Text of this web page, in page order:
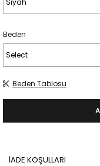
Beden
Beden Tablosu
İADE KOŞULLARI